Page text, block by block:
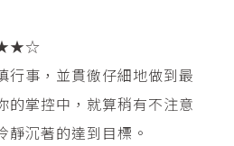
行事，並貫徹仔細地做到最
的掌控中，就算稍有不注意
靜沉著的達到目標。